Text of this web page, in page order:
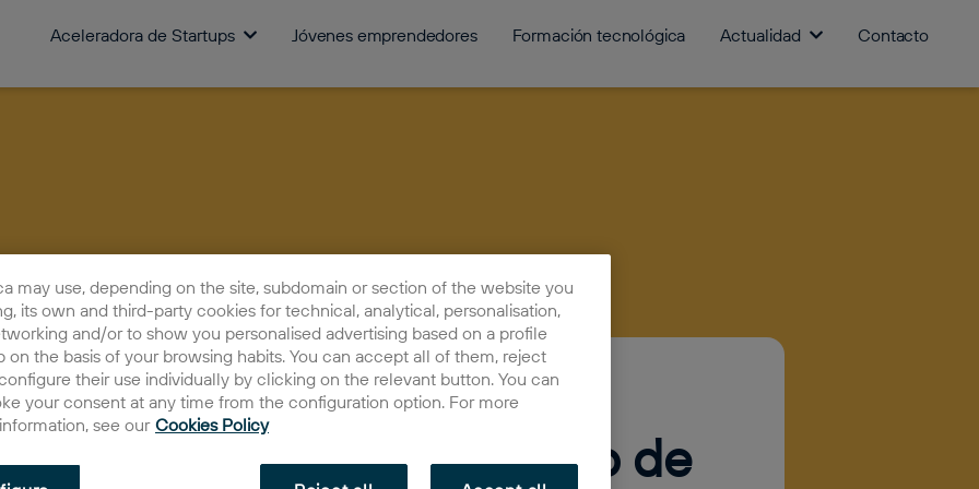
Aceleradora de Startups Jóvenes emprendedores Formación tecnológica Actualidad Contacto
¡Es el momento de
may use, depending on the site, subdomain or section of the website you
its own and third-party cookies for technical, analytical, personalisation,
and/or to show you personalised advertising based on a profile
on the basis of your browsing habits. You can accept all of them, reject
their use individually by clicking on the relevant button. You can
your consent at any time from the configuration option. For more
see our Cookies Policy